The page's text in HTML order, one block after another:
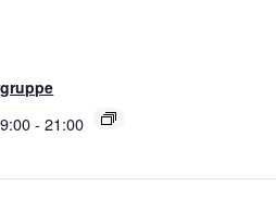
- 21:00